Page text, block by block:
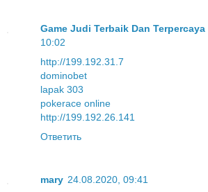
Game Judi Terbaik Dan Terpercaya
10:02
http://199.192.31.7
dominobet
lapak 303
pokerace online
http://199.192.26.141
Ответить
mary 24.08.2020, 09:41